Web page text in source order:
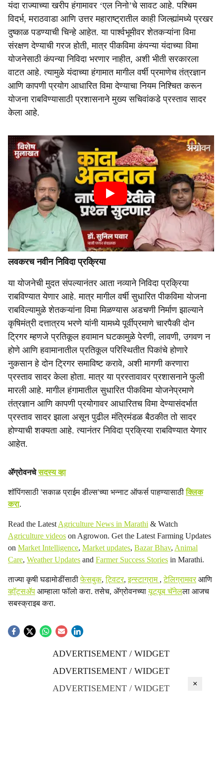
यंदा राज्याच्या खरीप हंगामावर ‘एल निनो’चे सावट आहे. पश्चिम
विदर्भ, मराठवाडा आणि उत्तर महाराष्ट्रातील काही जिल्ह्यांमध्ये प्रखर
दुष्काळ पडण्याची चिन्हे आहेत. या पार्श्‍वभूमीवर शेतकऱ्यांना विमा
संरक्षण देण्याची गरज होती, मात्र पीकविमा कंपन्या यंदाच्या विमा
योजनेसाठी कंपन्या निविदा भरणार नाहीत, अशी भीती सरकारला
वाटत आहे. त्यामुळे यंदाच्या हंगामात मागील वर्षी प्रमाणेच तंत्रज्ञान
आणि कापणी प्रयोग आधारित विमा देण्याचा नियम निश्चित करून
योजना राबविण्यासाठी प्रशासनाने मुख्य सचिवांकडे प्रस्ताव सादर
केला आहे.
लवकरच नवीन निविदा प्रक्रिया
या योजनेची मुदत संपल्यानंतर आता नव्याने निविदा प्रक्रिया
राबविण्यात येणार आहे. मात्र मागील वर्षी सुधारित पीकविमा योजना
राबविल्यामुळे शेतकऱ्यांना विमा मिळण्यास अडचणी निर्माण झाल्याने
कृषिमंत्री दत्तात्रय भरणे यांनी यामध्ये पूर्वीप्रमाणे चारपैकी दोन
ट्रिगर म्हणजे प्रतिकूल हवामान घटकामुळे पेरणी, लावणी, उगवण न
होणे आणि हवामानातील प्रतिकूल परिस्थितीत पिकांचे होणारे
नुकसान हे दोन ट्रिगर समाविष्ट करावे, अशी मागणी करणारा
प्रस्ताव सादर केला होता. मात्र या प्रस्तावावर प्रशासनाने फुली
मारली आहे. मागील हंगामातील सुधारित पीकविमा योजनेप्रमाणे
तंत्रज्ञान आणि कापणी प्रयोगावर आधारितच विमा देण्यासंदर्भात
प्रस्ताव सादर झाला असून पुढील मंत्रिमंडळ बैठकीत तो सादर
होण्याची शक्यता आहे. त्यानंतर निविदा प्रक्रिया राबविण्यात येणार
आहेत.
ॲग्रोवनचेसदस्य व्हा
शॉपिंगसाठी 'सकाळ प्राईम डील्स'च्या भन्नाट ऑफर्स पाहण्यासाठीक्लिक
करा.
Read the Latest Agriculture News in Marathi & Watch
Agriculture videos on Agrowon. Get the Latest Farming Updates
on Market Intelligence, Market updates, Bazar Bhav, Animal
Care, Weather Updates and Farmer Success Stories in Marathi.
ताज्या कृषी घडामोडींसाठीफेसबुक,ट्विटर,इन्स्टाग्राम ,टेलिग्रामवरआणि
व्हॉट्सॲप आम्हाला फॉलो करा. तसेच, ॲग्रोवनच्यायूट्यूब चॅनेलला आजच
सबस्क्राइब करा.
ADVERTISEMENT / WIDGET
ADVERTISEMENT / WIDGET
ADVERTISEMENT / WIDGET
×